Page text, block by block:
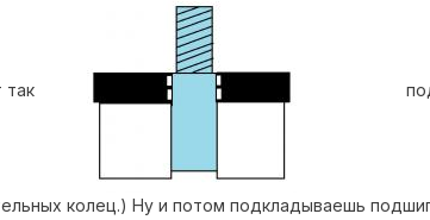
так
колец.) Ну и потом подкладываешь